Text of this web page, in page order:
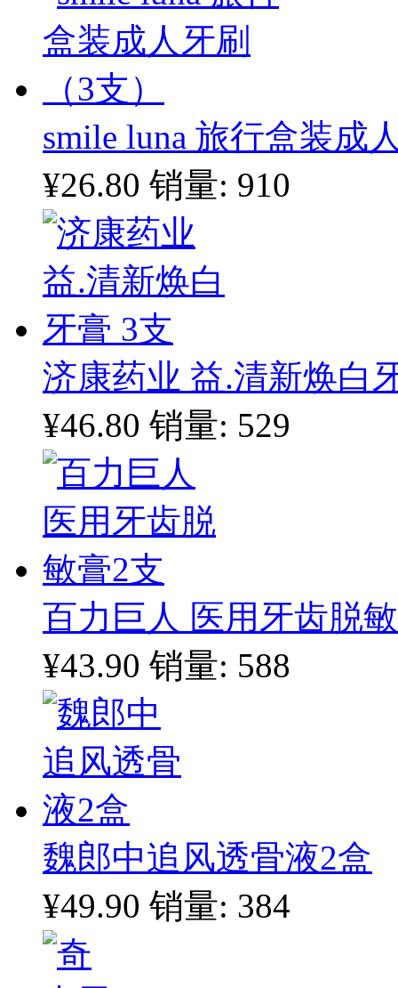
smile luna 旅行盒装成
¥26.80 销量: 910
济康药业 益.清新焕白
¥46.80 销量: 529
百力巨人 医用牙齿脱
¥43.90 销量: 588
魏郎中追风透骨液2盒
¥49.90 销量: 384